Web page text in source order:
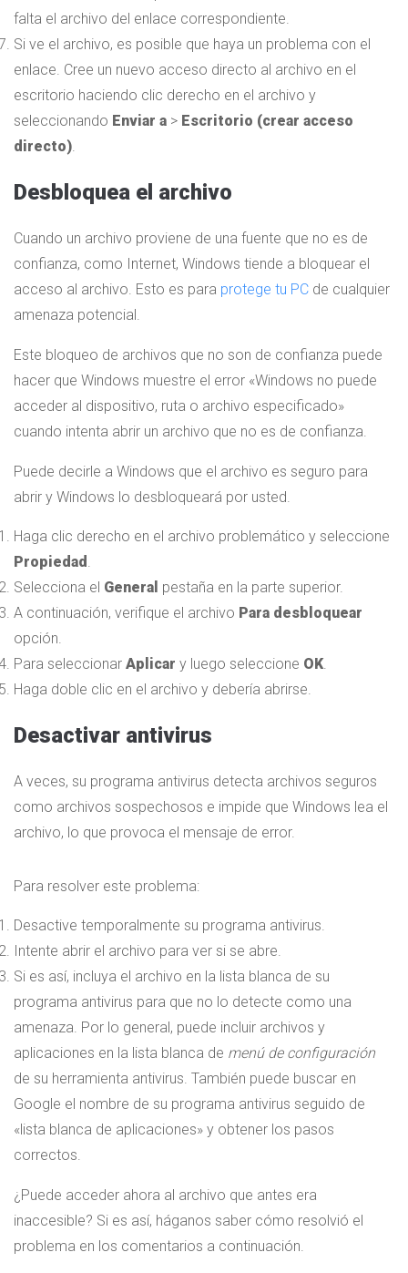
falta el archivo del enlace correspondiente.
Si ve el archivo, es posible que haya un problema con el
enlace. Cree un nuevo acceso directo al archivo en el
escritorio haciendo clic derecho en el archivo y
seleccionando Enviar a > Escritorio (crear acceso
directo).
Desbloquea el archivo
Cuando un archivo proviene de una fuente que no es de
confianza, como Internet, Windows tiende a bloquear el
acceso al archivo. Esto es para protege tu PC de cualquier
amenaza potencial.
Este bloqueo de archivos que no son de confianza puede
hacer que Windows muestre el error «Windows no puede
acceder al dispositivo, ruta o archivo especificado»
cuando intenta abrir un archivo que no es de confianza.
Puede decirle a Windows que el archivo es seguro para
abrir y Windows lo desbloqueará por usted.
Haga clic derecho en el archivo problemático y seleccione
Propiedad .
Selecciona el General pestaña en la parte superior.
A continuación, verifique el archivo Para desbloquear
opción.
Para seleccionar Aplicar y luego seleccione OK.
Haga doble clic en el archivo y debería abrirse.
Desactivar antivirus
A veces, su programa antivirus detecta archivos seguros
como archivos sospechosos e impide que Windows lea el
archivo, lo que provoca el mensaje de error.
Para resolver este problema:
Desactive temporalmente su programa antivirus.
Intente abrir el archivo para ver si se abre.
Si es así, incluya el archivo en la lista blanca de su
programa antivirus para que no lo detecte como una
amenaza. Por lo general, puede incluir archivos y
aplicaciones en la lista blanca de menú de configuración
de su herramienta antivirus. También puede buscar en
Google el nombre de su programa antivirus seguido de
«lista blanca de aplicaciones» y obtener los pasos
correctos.
¿Puede acceder ahora al archivo que antes era
inaccesible? Si es así, háganos saber cómo resolvió el
problema en los comentarios a continuación.